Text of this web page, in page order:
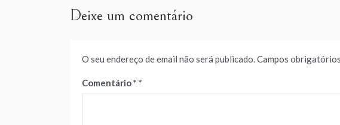
Deixe um comentário
O seu endereço de email não será publicado.Campos
Comentário*